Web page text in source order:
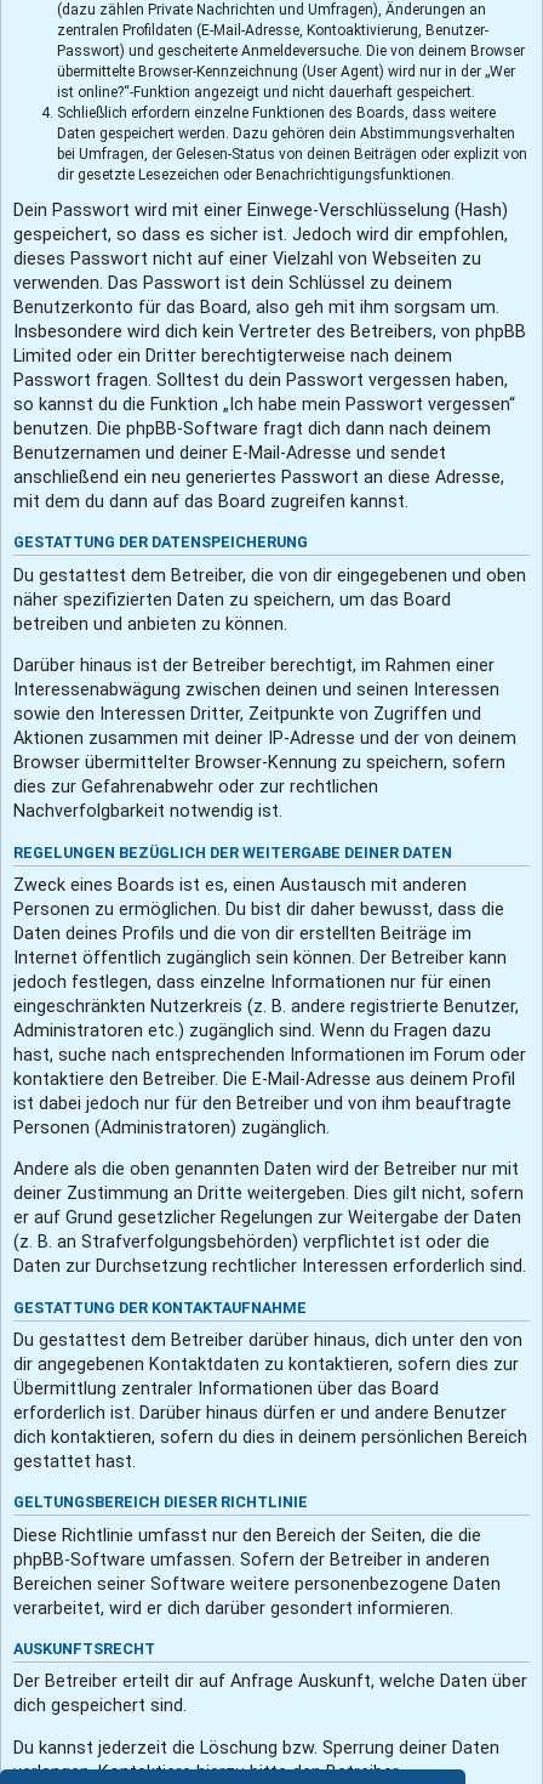
(dazu zählen Private Nachrichten und Umfragen), Änderungen an
zentralen Profildaten (E-Mail-Adresse, Kontoaktivierung, Benutzer-
Passwort) und gescheiterte Anmeldeversuche. Die von deinem Browser
übermittelte Browser-Kennzeichnung (User Agent) wird nur in der „Wer
ist online?“-Funktion angezeigt und nicht dauerhaft gespeichert.
Schließlich erfordern einzelne Funktionen des Boards, dass weitere
Daten gespeichert werden. Dazu gehören dein Abstimmungsverhalten
bei Umfragen, der Gelesen-Status von deinen Beiträgen oder explizit von
dir gesetzte Lesezeichen oder Benachrichtigungsfunktionen.
Dein Passwort wird mit einer Einwege-Verschlüsselung (Hash)
gespeichert, so dass es sicher ist. Jedoch wird dir empfohlen,
dieses Passwort nicht auf einer Vielzahl von Webseiten zu
verwenden. Das Passwort ist dein Schlüssel zu deinem
Benutzerkonto für das Board, also geh mit ihm sorgsam um.
Insbesondere wird dich kein Vertreter des Betreibers, von phpBB
Limited oder ein Dritter berechtigterweise nach deinem
Passwort fragen. Solltest du dein Passwort vergessen haben,
so kannst du die Funktion „Ich habe mein Passwort vergessen“
benutzen. Die phpBB-Software fragt dich dann nach deinem
Benutzernamen und deiner E-Mail-Adresse und sendet
anschließend ein neu generiertes Passwort an diese Adresse,
mit dem du dann auf das Board zugreifen kannst.
GESTATTUNG DER DATENSPEICHERUNG
Du gestattest dem Betreiber, die von dir eingegebenen und oben
näher spezifizierten Daten zu speichern, um das Board
betreiben und anbieten zu können.
Darüber hinaus ist der Betreiber berechtigt, im Rahmen einer
Interessenabwägung zwischen deinen und seinen Interessen
sowie den Interessen Dritter, Zeitpunkte von Zugriffen und
Aktionen zusammen mit deiner IP-Adresse und der von deinem
Browser übermittelter Browser-Kennung zu speichern, sofern
dies zur Gefahrenabwehr oder zur rechtlichen
Nachverfolgbarkeit notwendig ist.
REGELUNGEN BEZÜGLICH DER WEITERGABE DEINER DATEN
Zweck eines Boards ist es, einen Austausch mit anderen
Personen zu ermöglichen. Du bist dir daher bewusst, dass die
Daten deines Profils und die von dir erstellten Beiträge im
Internet öffentlich zugänglich sein können. Der Betreiber kann
jedoch festlegen, dass einzelne Informationen nur für einen
eingeschränkten Nutzerkreis (z. B. andere registrierte Benutzer,
Administratoren etc.) zugänglich sind. Wenn du Fragen dazu
hast, suche nach entsprechenden Informationen im Forum oder
kontaktiere den Betreiber. Die E-Mail-Adresse aus deinem Profil
ist dabei jedoch nur für den Betreiber und von ihm beauftragte
Personen (Administratoren) zugänglich.
Andere als die oben genannten Daten wird der Betreiber nur mit
deiner Zustimmung an Dritte weitergeben. Dies gilt nicht, sofern
er auf Grund gesetzlicher Regelungen zur Weitergabe der Daten
(z. B. an Strafverfolgungsbehörden) verpflichtet ist oder die
Daten zur Durchsetzung rechtlicher Interessen erforderlich sind.
GESTATTUNG DER KONTAKTAUFNAHME
Du gestattest dem Betreiber darüber hinaus, dich unter den von
dir angegebenen Kontaktdaten zu kontaktieren, sofern dies zur
Übermittlung zentraler Informationen über das Board
erforderlich ist. Darüber hinaus dürfen er und andere Benutzer
dich kontaktieren, sofern du dies in deinem persönlichen Bereich
gestattet hast.
GELTUNGSBEREICH DIESER RICHTLINIE
Diese Richtlinie umfasst nur den Bereich der Seiten, die die
phpBB-Software umfassen. Sofern der Betreiber in anderen
Bereichen seiner Software weitere personenbezogene Daten
verarbeitet, wird er dich darüber gesondert informieren.
AUSKUNFTSRECHT
Der Betreiber erteilt dir auf Anfrage Auskunft, welche Daten über
dich gespeichert sind.
Du kannst jederzeit die Löschung bzw. Sperrung deiner Daten
verlangen. Kontaktiere hierzu bitte den Betreiber.